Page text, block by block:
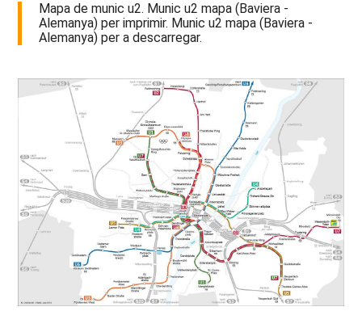
Mapa de munic u2. Munic u2 mapa (Baviera -
Alemanya) per imprimir. Munic u2 mapa (Baviera -
Alemanya) per a descarregar.